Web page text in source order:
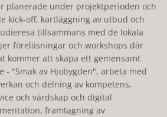
planerade under projektperioden och
kick-off, kartläggning av utbud och
tillsammans med de lokala
föreläsningar och workshops där
kommer att skapa ett gemensamt
- "Smak av Hjobygden", arbeta med
och delning av kompetens,
och värdskap och digital
framtagning av